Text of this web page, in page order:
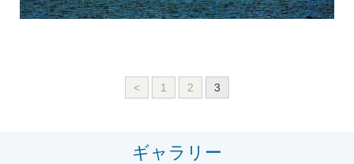
< 1 2 3
ギャラリー